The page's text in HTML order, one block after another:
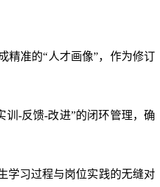
精准的“人才画像”，作为修订
训-反馈-改进”的闭环管理，确
学习过程与岗位实践的无缝对